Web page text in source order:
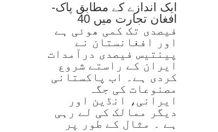
ایک اندازے کے مطابق پاک-
افغان تجارت میں 40
فیصدی تک کمی ھوئی ہے
اور افغانستان نے
پینتیس فیصدی درآمدات
ایران کے راستے شروع
کردی ہے۔ اب پاکستانی
مصنوعات کی جگہ
ایرانی، انڈین اور
دیگر ممالک کی لے رہی
ہے ۔ مثال کے طور پر